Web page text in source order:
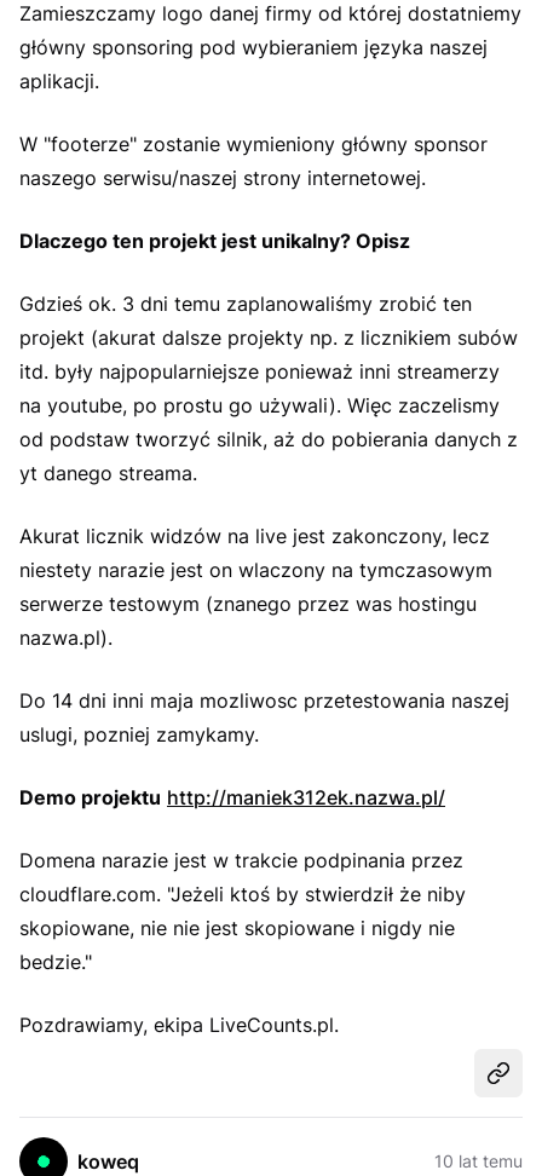
Zamieszczamy logo danej firmy od której dostatniemy
główny sponsoring pod wybieraniem języka naszej
aplikacji.
W "footerze" zostanie wymieniony główny sponsor
naszego serwisu/naszej strony internetowej.
Dlaczego ten projekt jest unikalny? Opisz
Gdzieś ok. 3 dni temu zaplanowaliśmy zrobić ten
projekt (akurat dalsze projekty np. z licznikiem subów
itd. były najpopularniejsze ponieważ inni streamerzy
na youtube, po prostu go używali). Więc zaczelismy
od podstaw tworzyć silnik, aż do pobierania danych z
yt danego streama.
Akurat licznik widzów na live jest zakonczony, lecz
niestety narazie jest on wlaczony na tymczasowym
serwerze testowym (znanego przez was hostingu
nazwa.pl).
Do 14 dni inni maja mozliwosc przetestowania naszej
uslugi, pozniej zamykamy.
Demo projektu http://maniek312ek.nazwa.pl/
Domena narazie jest w trakcie podpinania przez
cloudflare.com. "Jeżeli ktoś by stwierdził że niby
skopiowane, nie nie jest skopiowane i nigdy nie
bedzie."
Pozdrawiamy, ekipa LiveCounts.pl.
koweq 10 lat temu